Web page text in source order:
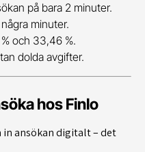
på bara 2 minuter.
minuter.
och 33,46 %.
dolda avgifter.
hos Finlo
in ansökan digitalt – det